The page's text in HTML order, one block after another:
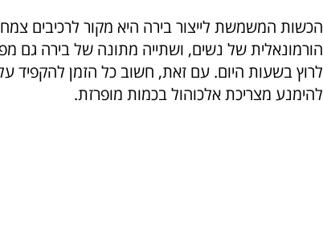
הכשות המשמשת לייצור בירה היא מקור לרכיבים
הורמונאלית של נשים, ושתייה מתונה של בירה גם
לרוץ בשעות היום. עם זאת, חשוב כל הזמן להקפיד על
להימנע מצריכת אלכוהול בכמות מופרזת.